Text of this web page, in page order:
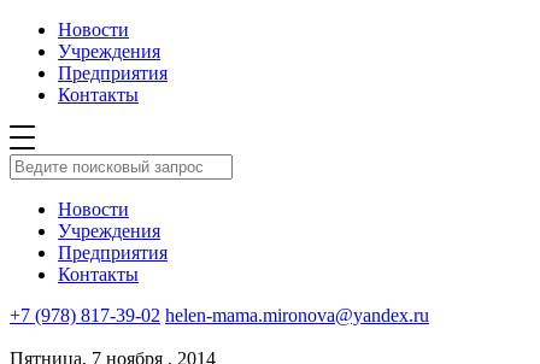
Новости
Учреждения
Предприятия
Контакты
Новости
Учреждения
Предприятия
Контакты
+7 (978) 817-39-02 helen-mama.mironova@yandex.ru
Пятница, 7 ноября , 2014